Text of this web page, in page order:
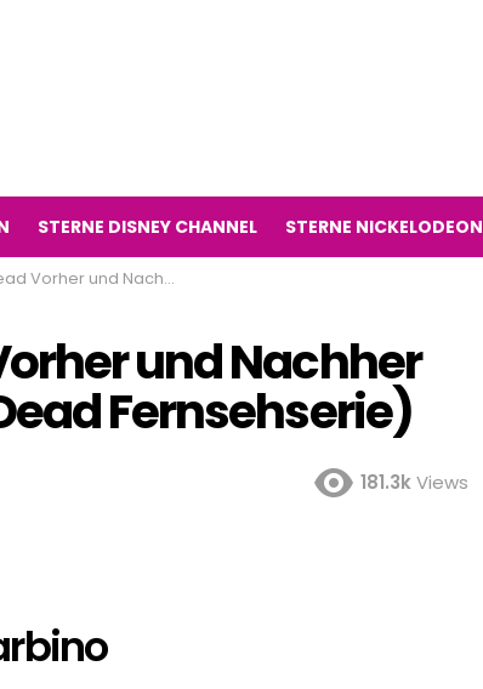
STERNE DISNEY CHANNEL STERNE NICKELODEON
2022 (The Walking Dead Fernsehserie)
und Nachher
Fernsehserie)
181.3kViews